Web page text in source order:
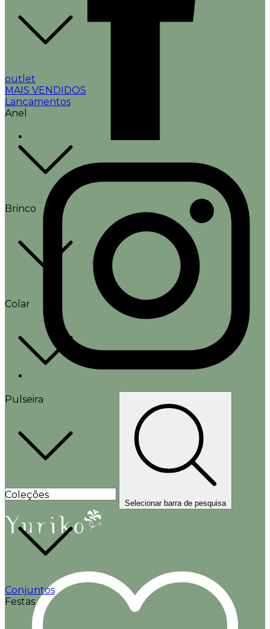
outlet
MAIS VENDIDOS
Lançamentos
Anel
Brinco
Colar
Pulseira
Coleções
Conjuntos
Festas
Selecionar barra de pesquisa